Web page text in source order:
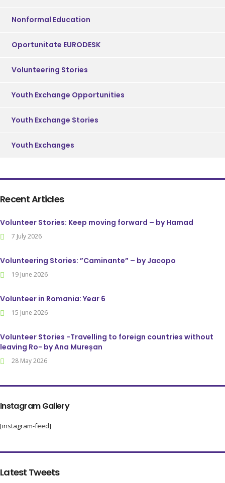
Nonformal Education
Oportunitate EURODESK
Volunteering Stories
Youth Exchange Opportunities
Youth Exchange Stories
Youth Exchanges
Recent Articles
Volunteer Stories: Keep moving forward – by Hamad
7 July 2026
Volunteering Stories: ”Caminante” – by Jacopo
19 June 2026
Volunteer in Romania: Year 6
15 June 2026
Volunteer Stories -Travelling to foreign countries without
leaving Ro- by Ana Mureșan
28 May 2026
Instagram Gallery
[instagram-feed]
Latest Tweets